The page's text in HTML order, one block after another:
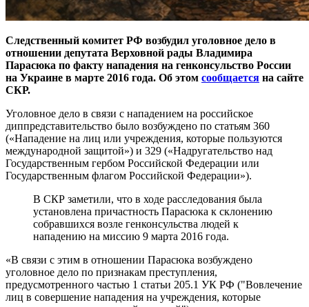
Следственный комитет РФ возбудил уголовное дело в
отношении депутата Верховной рады Владимира
Парасюка по факту нападения на генконсульство России
на Украине в марте 2016 года. Об этом сообщается на сайте
СКР.
Уголовное дело в связи с нападением на российское
диппредставительство было возбуждено по статьям 360
(«Нападение на лиц или учреждения, которые пользуются
международной защитой») и 329 («Надругательство над
Государственным гербом Российской Федерации или
Государственным флагом Российской Федерации»).
В СКР заметили, что в ходе расследования была
установлена причастность Парасюка к склонению
собравшихся возле генконсульства людей к
нападению на миссию 9 марта 2016 года.
«В связи с этим в отношении Парасюка возбуждено
уголовное дело по признакам преступления,
предусмотренного частью 1 статьи 205.1 УК РФ ("Вовлечение
лиц в совершение нападения на учреждения, которые